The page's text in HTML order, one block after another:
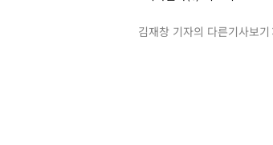
김재창 기자의 다른기사보기